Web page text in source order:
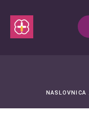
NASLOVNICA